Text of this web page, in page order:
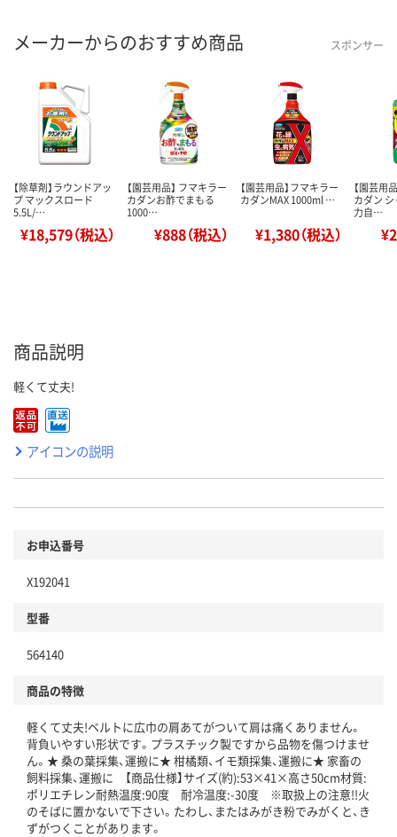
メーカーからのおすすめ商品 スポンサー
【除草剤】ラウンドアッ
プ マックスロード
5.5L/…
¥18,579（税込）
【園芸用品】 フマキラー
カダンお酢でまもる
1000…
¥888（税込）
【園芸用品】フマキラー
カダンMAX 1000ml …
¥1,380（税込）
【園芸用
カダン
力自…
商品説明
軽くて丈夫!
アイコンの説明
お申込番号
X192041
型番
564140
商品の特徴
軽くて丈夫!ベルトに広巾の肩あてがついて肩は痛くありません。
背負いやすい形状です。プラスチック製ですから品物を傷つけませ
ん。★ 桑の葉採集、運搬に★ 柑橘類、イモ類採集、運搬に★ 家畜の
飼料採集、運搬に 【商品仕様】サイズ(約):53×41×高さ50cm材質:
ポリエチレン耐熱温度:90度 耐冷温度:-30度 ※取扱上の注意!!火
のそばに置かないで下さい。たわし、またはみがき粉でみがくと、き
ずがつくことがあります。